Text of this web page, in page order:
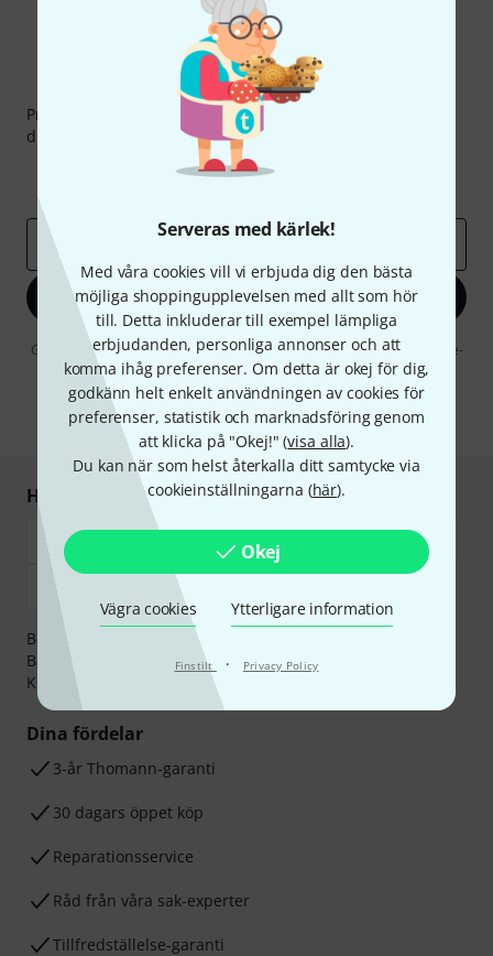
Serveras med kärlek!
Med våra cookies vill vi erbjuda dig den bästa
möjliga shoppingupplevelsen med allt som hör
till. Detta inkluderar till exempel lämpliga
erbjudanden, personliga annonser och att
komma ihåg preferenser. Om detta är okej för dig,
godkänn helt enkelt användningen av cookies för
preferenser, statistik och marknadsföring genom
att klicka på "Okej!" (visa alla).
Du kan när som helst återkalla ditt samtycke via
cookieinställningarna (här).
Okej
Vägra cookies Ytterligare information
Finstilt · Privacy Policy
Thomann nyhetsbrev
Prenumererar på Thomanns Nyhetsbrev på engelska och
du kan med lite tur vinna en50 kupong
Inspirerande inlägg
E-postadress
Registrera dig nu
Genom att klicka på "Registrera dig nu" samtycker jag till att ta emot e-
postreklam. Avregistrering är möjlig när som helst. Du finner mer
information om nyhetsbrevet i vår
sekretesspolicy
* Nödvändig
Handla och betala säkert
Betalningen kan göras tryggt och säkert med
Banköverföring, PayPal,Klarna Direktbetalning
Kreditkort.
Dina fördelar
3-år Thomann-garanti
30 dagars öppet köp
Reparationsservice
Råd från våra sak-experter
Tillfredställelse-garanti